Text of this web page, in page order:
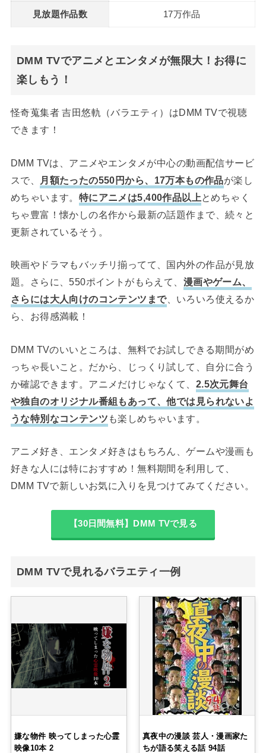
見放題作品数 17万作品
DMM TVでアニメとエンタメが無限大！お得に
楽しもう！
怪奇蒐集者 吉田悠軌（バラエティ）はDMM TVで視聴
できます！
DMM TVは、アニメやエンタメが中心の動画配信サービ
スで、
月額たったの550円から、17万本もの作品が楽し
めちゃいます。 特にアニメは5,400作品以上とめちゃく
ちゃ豊富！懐かしの名作から最新の話題作まで、続々と
更新されているそう。
映画やドラマもバッチリ揃ってて、国内外の作品が見放
題。さらに、550ポイントがもらえて、 漫画やゲーム、
さらには大人向けのコンテンツまで、いろいろ使えるか
ら、お得感満載！
DMM TVのいいところは、無料でお試しできる期間がめ
っちゃ長いこと。だから、じっくり試して、自分に合う
か確認できます。アニメだけじゃなくて、 2.5次元舞台
や独自のオリジナル番組もあって、他では見られないよ
うな特別なコンテンツ も楽しめちゃいます。
アニメ好き、エンタメ好きはもちろん、ゲームや漫画も
好きな人には特におすすめ！無料期間を利用して、
DMM TVで新しいお気に入りを見つけてみてください。
【30日間無料】DMM TVで見る
DMM TVで見れるバラエティ一例
嫌な物件 映ってしまった心霊
映像10本 2
真夜中の漫談 芸人・漫画家た
ちが語る笑える話 94話